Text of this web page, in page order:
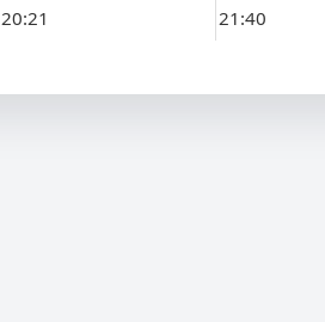
20:21 21:40